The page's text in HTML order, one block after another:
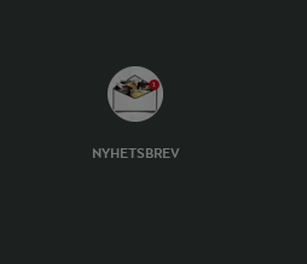
NYHETSBREV